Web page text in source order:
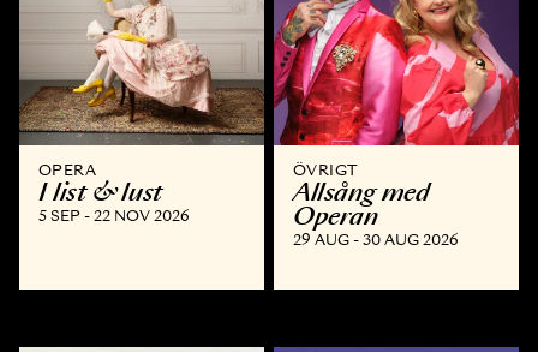
OPERA
I list & lust
5 SEP - 22 NOV 2026
ÖVRIGT
Allsång med
Operan
29 AUG - 30 AUG 2026